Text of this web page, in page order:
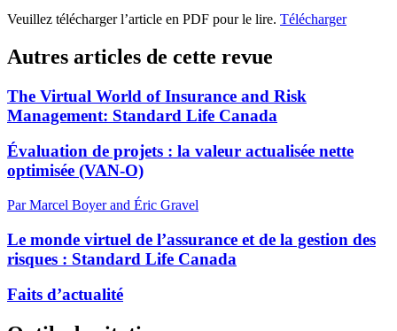
Veuillez télécharger l’article en PDF pour le lire. Télécharger
Autres articles de cette revue
The Virtual World of Insurance and Risk
Management: Standard Life Canada
Évaluation de projets : la valeur actualisée nette
optimisée (VAN-O)
Par Marcel Boyer and Éric Gravel
Le monde virtuel de l’assurance et de la gestion des
risques : Standard Life Canada
Faits d’actualité